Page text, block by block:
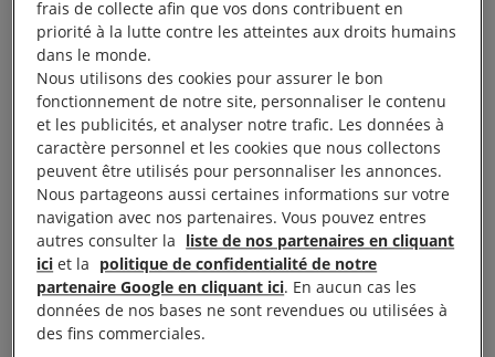
Foire aux livres à Thionville du mercredi 16 mai au
dimanche 20 mai de 13h à 18h
frais de collecte afin que vos dons contribuent en
priorité à la lutte contre les atteintes aux droits humains
dans le monde.
Nous utilisons des cookies pour assurer le bon
fonctionnement de notre site, personnaliser le contenu
et les publicités, et analyser notre trafic. Les données à
caractère personnel et les cookies que nous collectons
peuvent être utilisés pour personnaliser les annonces.
Nous partageons aussi certaines informations sur votre
navigation avec nos partenaires. Vous pouvez entres
autres consulter la liste de nos partenaires en cliquant
ici et la politique de confidentialité de notre
partenaire Google en cliquant ici. En aucun cas les
données de nos bases ne sont revendues ou utilisées à
des fins commerciales.